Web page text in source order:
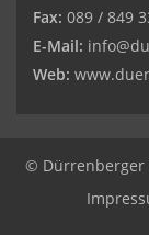
Fax: 089 / 849
E-Mail:
Web:
© Dürrenberger